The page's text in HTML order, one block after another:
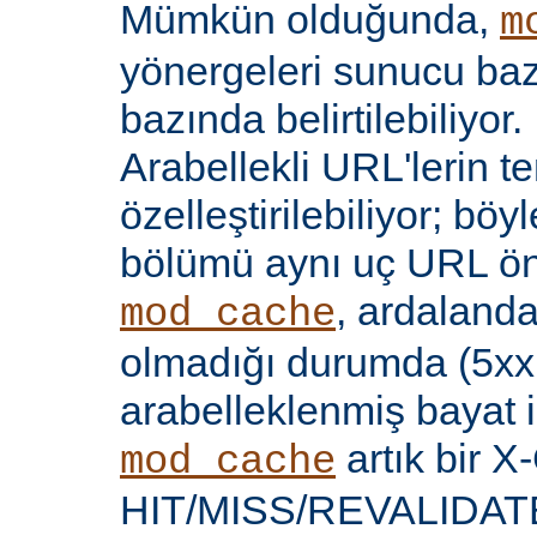
Mümkün olduğunda,
yönergeleri sunucu
bazında belirtilebiliyor.
Arabellekli URL'lerin
özelleştirilebiliyor;
bölümü aynı uç URL
mod_cache,
olmadığı durumda
arabelleklenmiş bayat
mod_cache artık bir
HIT/MISS/